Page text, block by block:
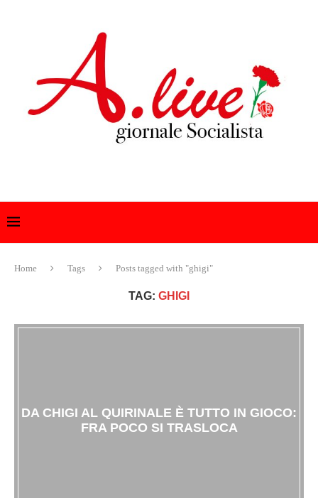
Home Tags Posts tagged with "ghigi"
TAG: GHIGI
DA CHIGI AL QUIRINALE È TUTTO IN GIOCO:
FRA POCO SI TRASLOCA